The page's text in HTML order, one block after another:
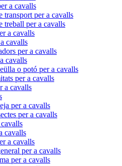
a cavalls
transport per a cavalls
treball per a cavalls
a cavalls
cavalls
per a cavalls
cavalls
o potó per a cavalls
per a cavalls
a cavalls
per a cavalls
per a cavalls
cavalls
a cavalls
per a cavalls
per a cavalls